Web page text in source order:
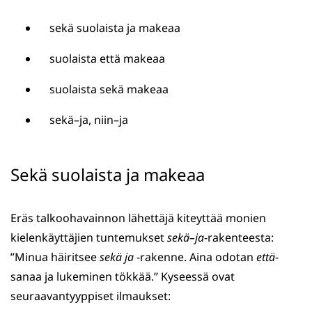
sekä suolaista ja makeaa
suolaista että makeaa
suolaista sekä makeaa
sekä–ja, niin–ja
Sekä suolaista ja makeaa
Eräs talkoohavainnon lähettäjä kiteyttää monien
kielenkäyttäjien tuntemuksetsekä–ja-rakenteesta:
”Minua häiritseesekä ja-rakenne. Aina odotan että-
sanaa ja lukeminen tökkää.” Kyseessä ovat
seuraavantyyppiset ilmaukset: